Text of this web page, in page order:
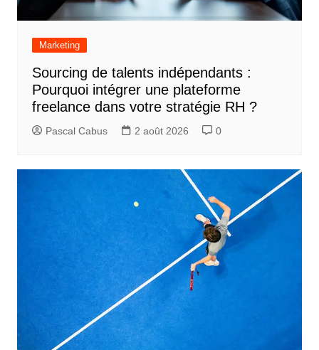
Marketing
Sourcing de talents indépendants :
Pourquoi intégrer une plateforme
freelance dans votre stratégie RH ?
Pascal Cabus 2 août 2026 0